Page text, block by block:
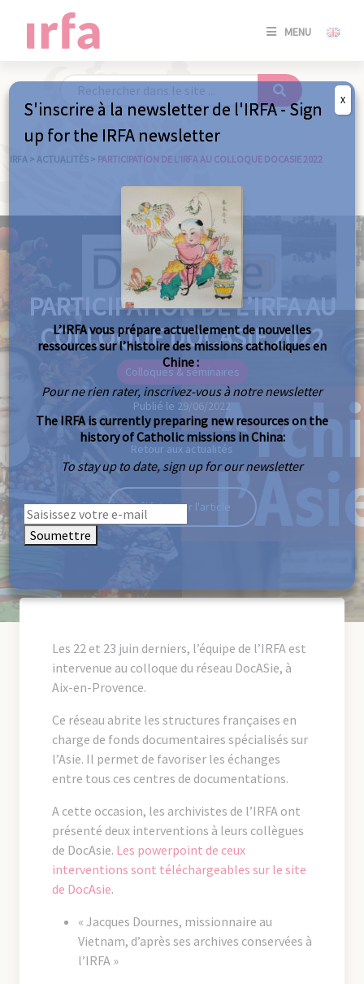
MENU
SE
/
IRFA > ACTUALITÉS > PARTICIPATION DE L’IRFA AU COLLOQUE DOCASIE 2022
PARTICIPATION DE L’IRFA AU
COLLOQUE DOCASIE 2022
Colloques & séminaires
Publié le 29/06/2022
Retour aux actualités
Télécharger l'article
Les 22 et 23 juin derniers, l’équipe de l’IRFA est
intervenue au colloque du réseau DocASie, à
Aix-en-Provence.
Ce réseau abrite les structures françaises en
charge de fonds documentaires spécialisés sur
l’Asie. Il permet de favoriser les échanges
entre tous ces centres de documentations.
A cette occasion, les archivistes de l’IRFA ont
présenté deux interventions à leurs collègues
de DocAsie. Les powerpoint de ceux
interventions sont téléchargeables sur le site
de DocAsie.
« Jacques Dournes, missionnaire au
Vietnam, d’après ses archives conservées à
l’IRFA »
S'inscrire à la newsletter de l'IRFA - Sign
up for the IRFA newsletter
L’IRFA vous prépare actuellement de nouvelles
ressources sur l’histoire des missions catholiques en
Chine :
Pour ne rien rater, inscrivez-vous à notre newsletter
The IRFA is currently preparing new resources on the
history of Catholic missions in China:
To stay up to date, sign up for our newsletter
Soumettre
X